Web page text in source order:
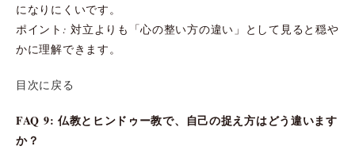
になりにくいです。
ポイント: 対立よりも「心の整い方の違い」として見ると穏や
かに理解できます。
目次に戻る
FAQ 9: 仏教とヒンドゥー教で、自己の捉え方はどう違います
か？